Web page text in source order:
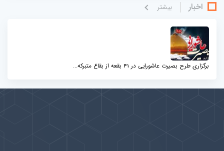
اخبار بيشتر
برگزاری طرح بصیرت عاشورایی در 41 بقعه از بقاع متبرکه...